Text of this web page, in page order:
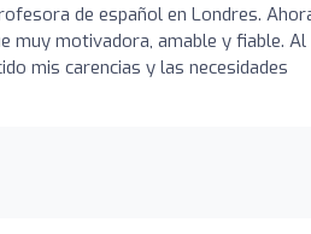
de español en Londres.
muy motivadora, amable y fiable. Al
mis carencias y las necesidades